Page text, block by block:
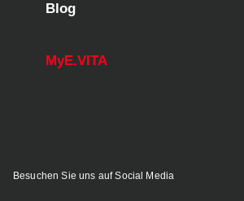
Blog
MyE.VITA
Besuchen Sie uns auf Social Media